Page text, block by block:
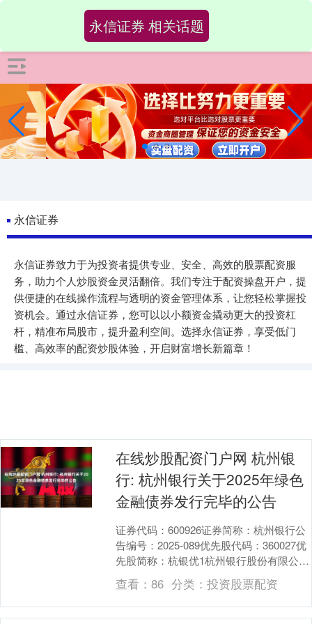
永信证券
永信证券致力于为投资者提供专业、安全、高效的股票配资服
务，助力个人炒股资金灵活翻倍。我们专注于配资操盘开户，提
供便捷的在线操作流程与透明的资金管理体系，让您轻松掌握投
资机会。通过永信证券，您可以以小额资金撬动更大的投资杠
杆，精准布局股市，提升盈利空间。选择永信证券，享受低门
槛、高效率的配资炒股体验，开启财富增长新篇章！
永信证券 相关话题
在线炒股配资门户网 杭州银
行: 杭州银行关于2025年绿色
金融债券发行完毕的公告
证券代码：600926证券简称：杭州银行公
告编号：2025-089优先股代码：360027优
先股简称：杭银优1杭州银行股份有限公司
关于2025年绿色金融债券发行....
查看：86 分类： 投资股票配资